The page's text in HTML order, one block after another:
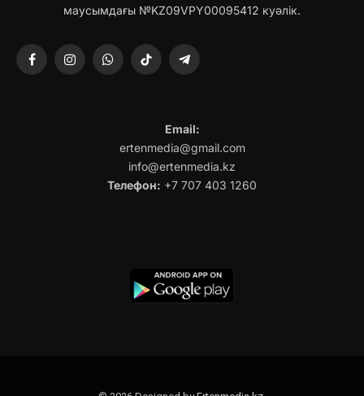
маусымдағы №KZ09VPY00095412 куәлік.
FacebookInstagramWhatsAppTikTok Telegram
Email:
ertenmedia@gmail.com
info@ertenmedia.kz
Телефон: +7 707 403 1260